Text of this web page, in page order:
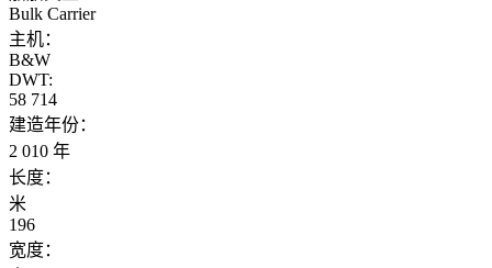
Bulk Carrier
主机：
B&W
DWT:
58 714
建造年份：
2 010 年
长度：
米
196
宽度：